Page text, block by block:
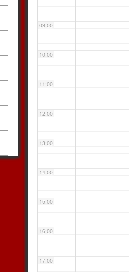
09:00
10:00
11:00
12:00
13:00
14:00
15:00
16:00
17:00